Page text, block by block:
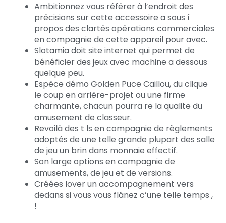
Ambitionnez vous référer à l’endroit des
précisions sur cette accessoire a sous í
propos des clartés opérations commerciales
en compagnie de cette appareil pour avec.
Slotamia doit site internet qui permet de
bénéficier des jeux avec machine a dessous
quelque peu.
Espèce démo Golden Puce Caillou, du clique
le coup en arrière-projet ou une firme
charmante, chacun pourra re la qualite du
amusement de classeur.
Revoilà des t ls en compagnie de règlements
adoptés de une telle grande plupart des salle
de jeu un brin dans monnaie effectif.
Son large options en compagnie de
amusements, de jeu et de versions.
Créées lover un accompagnement vers
dedans si vous vous flânez c’une telle temps ,
!